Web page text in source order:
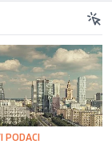
PODACI